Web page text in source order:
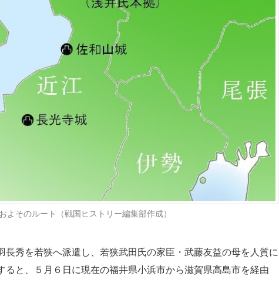
よそのルート（戦国ヒストリー編集部作成）
秀を若狭へ派遣し、若狭武田氏の家臣・武藤友益の母を人質に
と、５月６日に現在の福井県小浜市から滋賀県高島市を経由